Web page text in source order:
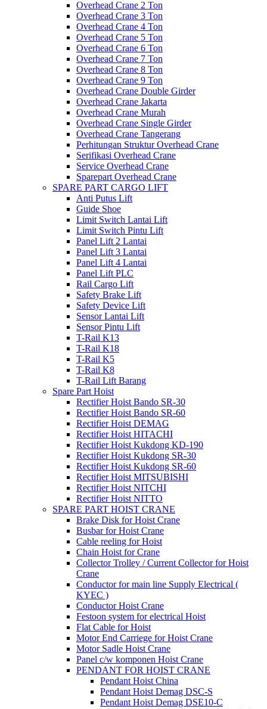
Overhead Crane 2 Ton
Overhead Crane 3 Ton
Overhead Crane 4 Ton
Overhead Crane 5 Ton
Overhead Crane 6 Ton
Overhead Crane 7 Ton
Overhead Crane 8 Ton
Overhead Crane 9 Ton
Overhead Crane Double Girder
Overhead Crane Jakarta
Overhead Crane Murah
Overhead Crane Single Girder
Overhead Crane Tangerang
Perhitungan Struktur Overhead Crane
Serifikasi Overhead Crane
Service Overhead Crane
Sparepart Overhead Crane
SPARE PART CARGO LIFT
Anti Putus Lift
Guide Shoe
Limit Switch Lantai Lift
Limit Switch Pintu Lift
Panel Lift 2 Lantai
Panel Lift 3 Lantai
Panel Lift 4 Lantai
Panel Lift PLC
Rail Cargo Lift
Safety Brake Lift
Safety Device Lift
Sensor Lantai Lift
Sensor Pintu Lift
T-Rail K13
T-Rail K18
T-Rail K5
T-Rail K8
T-Rail Lift Barang
Spare Part Hoist
Rectifier Hoist Bando SR-30
Rectifier Hoist Bando SR-60
Rectifier Hoist DEMAG
Rectifier Hoist HITACHI
Rectifier Hoist Kukdong KD-190
Rectifier Hoist Kukdong SR-30
Rectifier Hoist Kukdong SR-60
Rectifier Hoist MITSUBISHI
Rectifier Hoist NITCHI
Rectifier Hoist NITTO
SPARE PART HOIST CRANE
Brake Disk for Hoist Crane
Busbar for Hoist Crane
Cable reeling for Hoist
Chain Hoist for Crane
Collector Trolley / Current Collector for Hoist
Crane
Conductor for main line Supply Electrical (
KYEC )
Conductor Hoist Crane
Festoon system for electrical Hoist
Flat Cable for Hoist
Motor End Carriege for Hoist Crane
Motor Sadle Hoist Crane
Panel c/w komponen Hoist Crane
PENDANT FOR HOIST CRANE
Pendant Hoist China
Pendant Hoist Demag DSC-S
Pendant Hoist Demag DSE10-C